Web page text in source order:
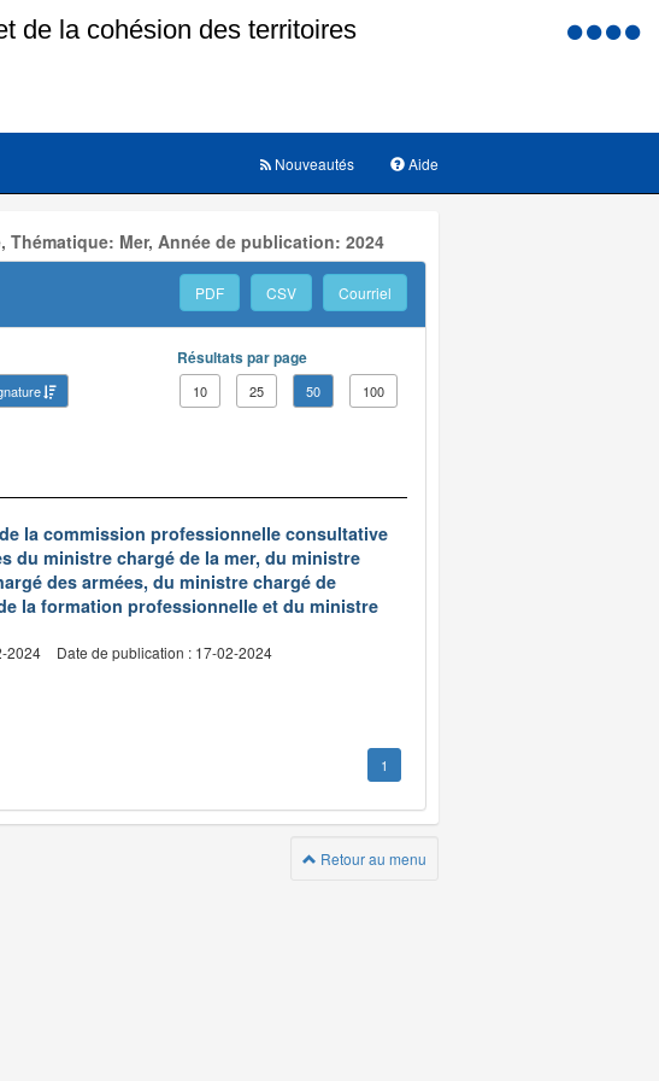
Menu
Aide
Nouveautés
Mer, Année de publication: 2024
PDF CSV Courriel
Résultats par page
10 25 50 100
la commission professionnelle consultative
du ministre chargé de la mer, du ministre
des armées, du ministre chargé de
la formation professionnelle et du ministre
2024 Date de publication : 17-02-2024
1
Retour au menu